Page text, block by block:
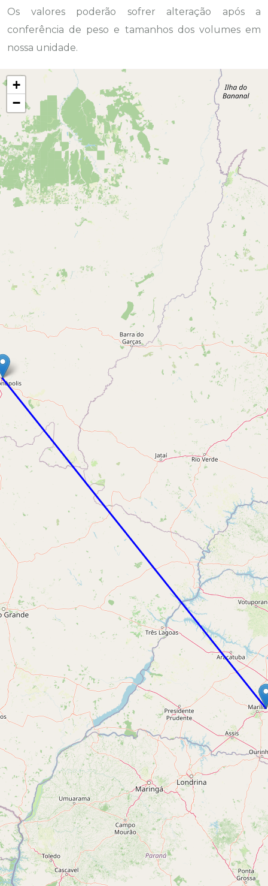
Os valores poderão sofrer alteração após a
conferência de peso e tamanhos dos volumes em
nossa unidade.
+
−